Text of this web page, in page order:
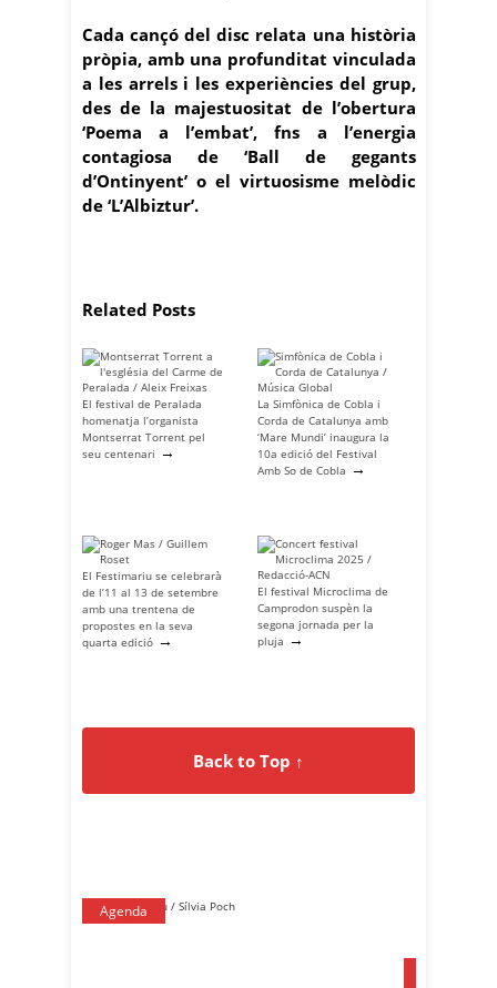
Cada cançó del disc relata una història
pròpia, amb una profunditat vinculada
a les arrels i les experiències del grup,
des de la majestuositat de l’obertura
‘Poema a l’embat’, fns a l’energia
contagiosa de ‘Ball de gegants
d’Ontinyent’ o el virtuosisme melòdic
de ‘L’Albiztur’.
Related Posts
El festival de Peralada
homenatja l’organista
Montserrat Torrent pel
seu centenari →
La Simfònica de Cobla i
Corda de Catalunya amb
‘Mare Mundi’ inaugura la
10a edició del Festival
Amb So de Cobla →
El Festimariu se celebrarà
de l’11 al 13 de setembre
amb una trentena de
propostes en la seva
quarta edició →
El festival Microclima de
Camprodon suspèn la
segona jornada per la
pluja →
Back to Top ↑
Agenda